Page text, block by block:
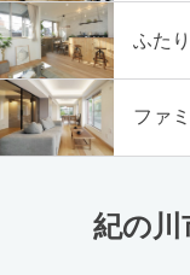
ふた
ファ
紀の川